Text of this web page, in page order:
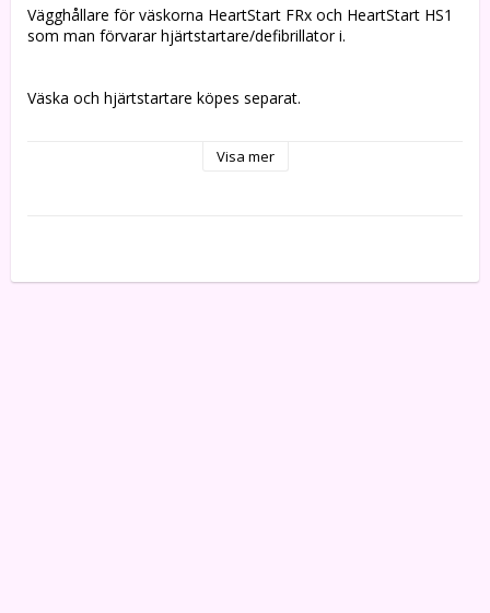
Vägghållare för väskorna HeartStart FRx och HeartStart HS1
som man förvarar hjärtstartare/defibrillator i.
Väska och hjärtstartare köpes separat.
inte av Office Depots retur-/ångerrätt vid köp i
Visa mer